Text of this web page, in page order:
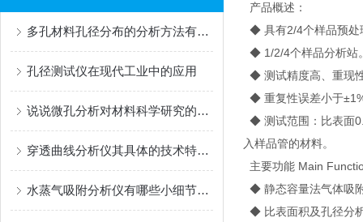
多孔材料孔径分布的分析方法有哪些？
孔径测试仪在现代工业中的应用
说说微孔分析对材料科学研究的重大意义
穿透曲线分析仪其具体的技术特点如下
水蒸气吸附分析仪有哪些小细节需要注意的呢？
产品概述：
◆ 具有2/4个样品预处
◆ 1/2/4个样品分析站
◆ 测试精度高、重现
◆ 重复性误差小于
◆ 测试范围：比表面
入样品管的材料。
主要功能 Main
◆ 静态容量法气体吸
◆ 比表面积及孔径分